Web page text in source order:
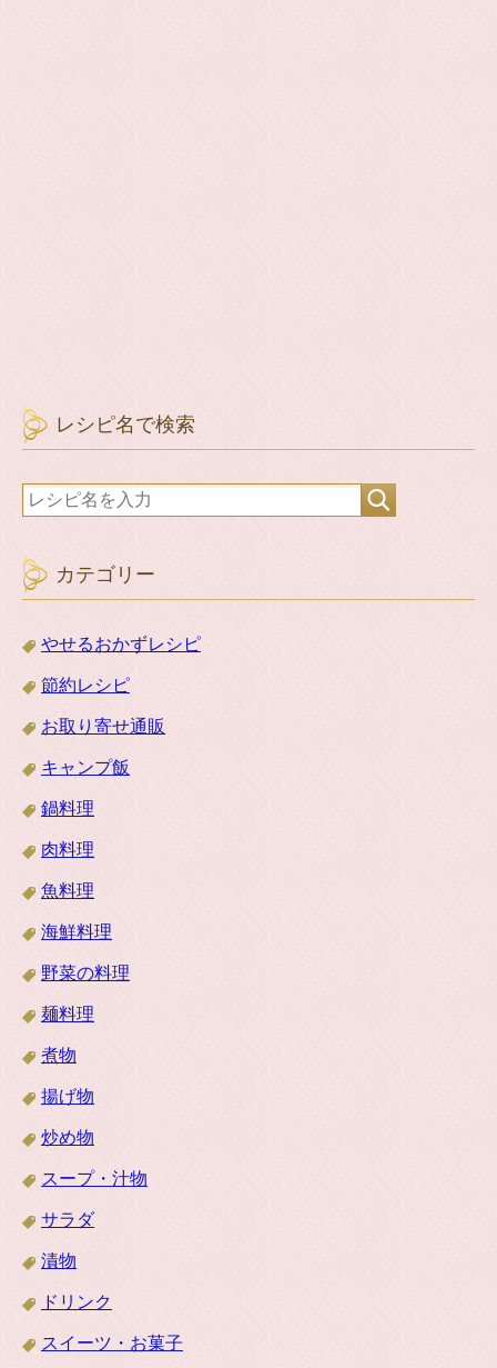
レシピ名で検索
カテゴリー
やせるおかずレシピ
節約レシピ
お取り寄せ通販
キャンプ飯
鍋料理
肉料理
魚料理
海鮮料理
野菜の料理
麺料理
煮物
揚げ物
炒め物
スープ・汁物
サラダ
漬物
ドリンク
スイーツ・お菓子